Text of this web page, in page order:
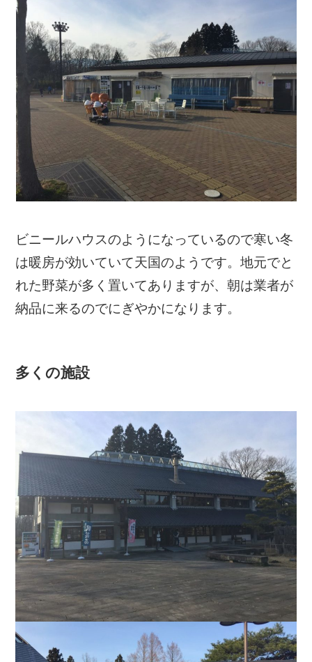
ビニールハウスのようになっているので寒い冬
は暖房が効いていて天国のようです。地元でと
れた野菜が多く置いてありますが、朝は業者が
納品に来るのでにぎやかになります。
多くの施設